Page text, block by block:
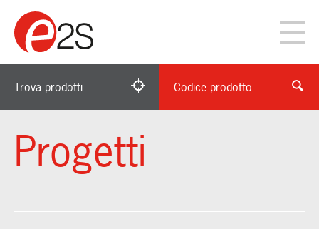
Trova prodotti Codice prodotto
Progetti